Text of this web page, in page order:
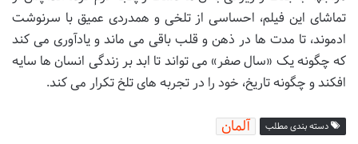
تماشای این فیلم، احساسی از تلخی و همدردی عمیق با سرنوشت
ادموند، تا مدت ها در ذهن و قلب باقی می ماند و یادآوری می کند
که چگونه یک «سال صفر» می تواند تا ابد بر زندگی انسان ها سایه
افکند و چگونه تاریخ، خود را در تجربه های تلخ تکرار می کند.
دسته بندی مطلب آلمان